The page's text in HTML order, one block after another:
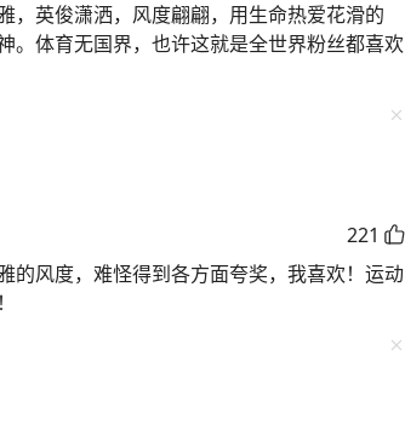
，英俊潇洒，风度翩翩，用生命热爱花滑的
。体育无国界，也许这就是全世界粉丝都喜欢
221
的风度，难怪得到各方面夸奖，我喜欢！运动